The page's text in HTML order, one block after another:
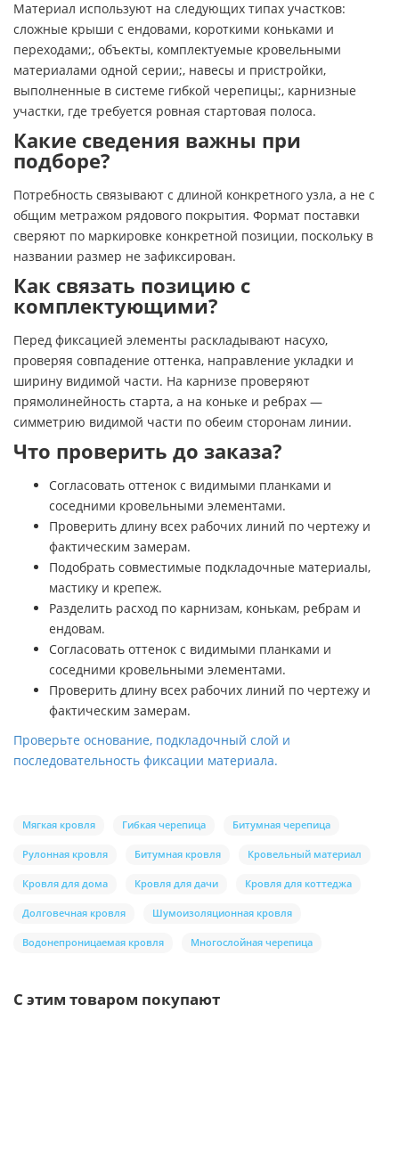
Материал используют на следующих типах участков:
сложные крыши с ендовами, короткими коньками и
переходами;, объекты, комплектуемые кровельными
материалами одной серии;, навесы и пристройки,
выполненные в системе гибкой черепицы;, карнизные
участки, где требуется ровная стартовая полоса.
Какие сведения важны при
подборе?
Потребность связывают с длиной конкретного узла, а не с
общим метражом рядового покрытия. Формат поставки
сверяют по маркировке конкретной позиции, поскольку в
названии размер не зафиксирован.
Как связать позицию с
комплектующими?
Перед фиксацией элементы раскладывают насухо,
проверяя совпадение оттенка, направление укладки и
ширину видимой части. На карнизе проверяют
прямолинейность старта, а на коньке и ребрах —
симметрию видимой части по обеим сторонам линии.
Что проверить до заказа?
Согласовать оттенок с видимыми планками и
соседними кровельными элементами.
Проверить длину всех рабочих линий по чертежу и
фактическим замерам.
Подобрать совместимые подкладочные материалы,
мастику и крепеж.
Разделить расход по карнизам, конькам, ребрам и
ендовам.
Согласовать оттенок с видимыми планками и
соседними кровельными элементами.
Проверить длину всех рабочих линий по чертежу и
фактическим замерам.
Проверьте основание, подкладочный слой и
последовательность фиксации материала.
Мягкая кровля Гибкая черепица Битумная черепица
Рулонная кровля Битумная кровля Кровельный материал
Кровля для дома Кровля для дачи Кровля для коттеджа
Долговечная кровля Шумоизоляционная кровля
Водонепроницаемая кровля Многослойная черепица
С этим товаром покупают